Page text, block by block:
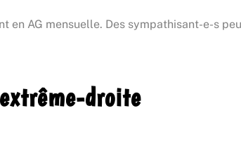
en AG mensuelle. Des sympathisant-e-s
droite